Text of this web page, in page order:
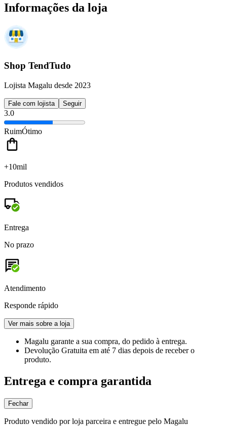
Informações da loja
Shop TendTudo
Lojista Magalu desde 2023
Fale com lojista Seguir
3.0
RuimÓtimo
+10mil
Produtos vendidos
Entrega
No prazo
Atendimento
Responde rápido
Ver mais sobre a loja
Magalu garante a sua compra, do pedido à entrega.
Devolução Gratuita em até 7 dias depois de receber o
produto.
Entrega e compra garantida
Fechar
Produto vendido por loja parceira e entregue pelo Magalu